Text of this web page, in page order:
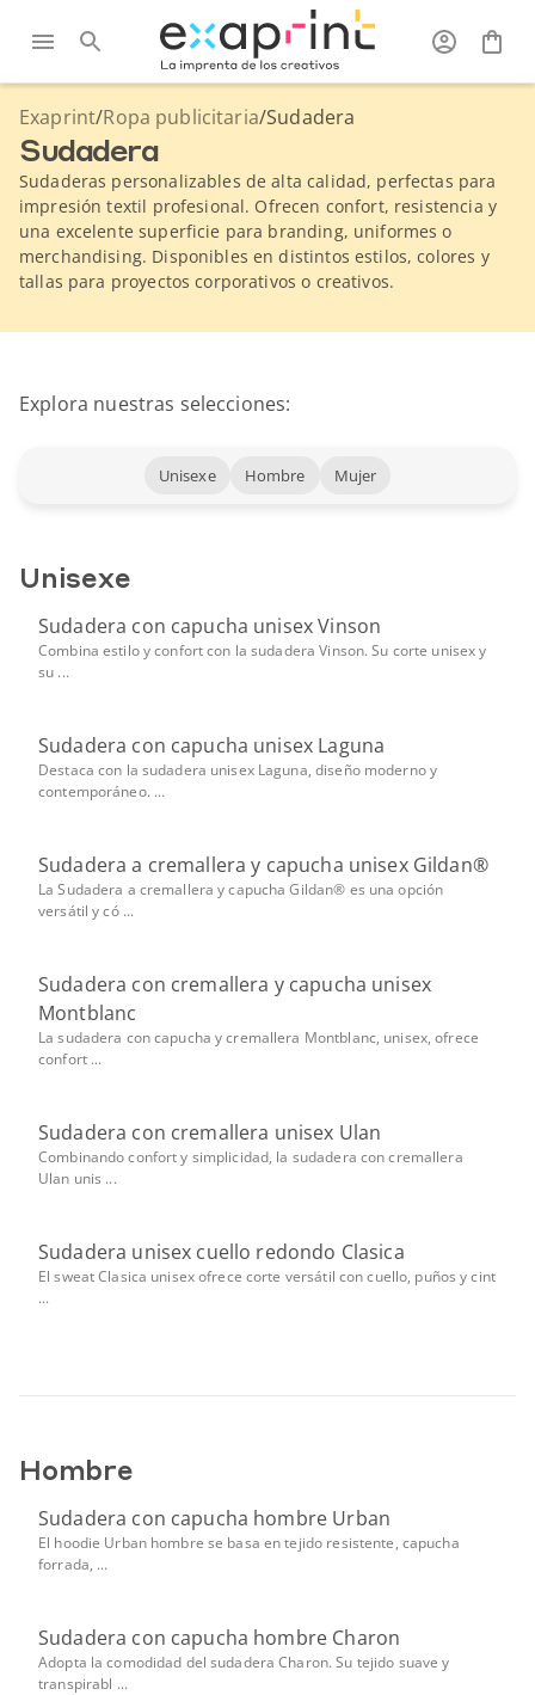
Exaprint/Ropa publicitaria/Sudadera
Sudadera
Sudaderas personalizables de alta calidad, perfectas para
impresión textil profesional. Ofrecen confort, resistencia y
una excelente superficie para branding, uniformes o
merchandising. Disponibles en distintos estilos, colores y
tallas para proyectos corporativos o creativos.
Explora nuestras selecciones:
Unisexe Hombre Mujer
Unisexe
Sudadera con capucha unisex Vinson
Combina estilo y confort con la sudadera Vinson. Su corte unisex y
su ...
Sudadera con capucha unisex Laguna
Destaca con la sudadera unisex Laguna, diseño moderno y
contemporáneo. ...
Sudadera a cremallera y capucha unisex Gildan®
La Sudadera a cremallera y capucha Gildan® es una opción
versátil y có ...
Sudadera con cremallera y capucha unisex
Montblanc
La sudadera con capucha y cremallera Montblanc, unisex, ofrece
confort ...
Sudadera con cremallera unisex Ulan
Combinando confort y simplicidad, la sudadera con cremallera
Ulan unis ...
Sudadera unisex cuello redondo Clasica
El sweat Clasica unisex ofrece corte versátil con cuello, puños y cint
...
Hombre
Sudadera con capucha hombre Urban
El hoodie Urban hombre se basa en tejido resistente, capucha
forrada, ...
Sudadera con capucha hombre Charon
Adopta la comodidad del sudadera Charon. Su tejido suave y
transpirabl ...